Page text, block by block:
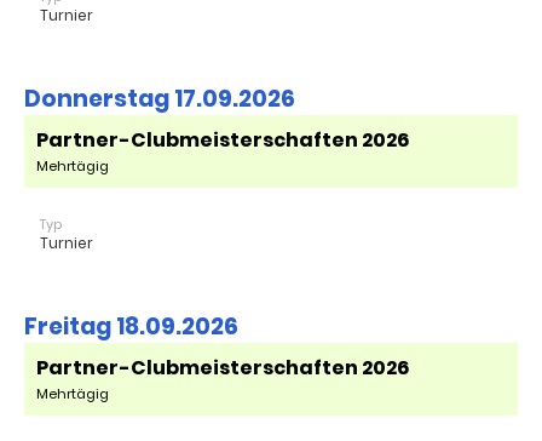
Turnier
Donnerstag 17.09.2026
Partner-Clubmeisterschaften 2026
Mehrtägig
Typ
Turnier
Freitag 18.09.2026
Partner-Clubmeisterschaften 2026
Mehrtägig